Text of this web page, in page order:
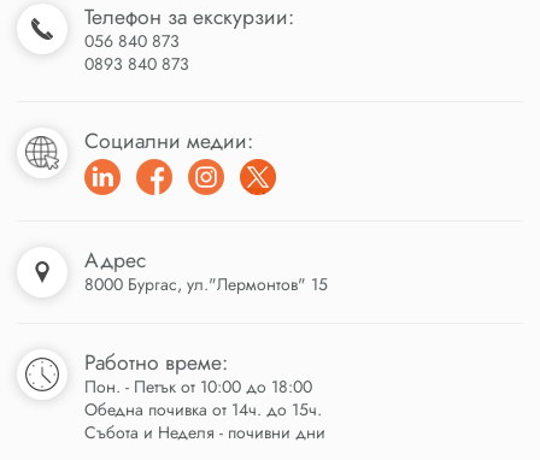
Телефон за екскурзии:
056 840 873
0893 840 873
Социални медии:
Адрес
8000 Бургас, ул."Лермонтов" 15
Работно време:
Пон. - Петък от 10:00 до 18:00
Обедна почивка от 14ч. до 15ч.
Събота и Неделя - почивни дни